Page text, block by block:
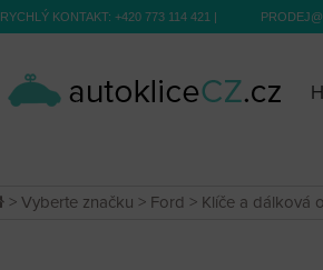
RYCHLÝ KONTAKT: +420 773 114 421 |
> Vyberte značku > Ford > Klíče a dálková